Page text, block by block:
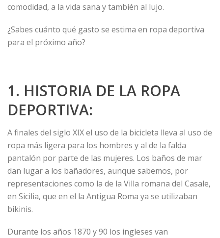
comodidad, a la vida sana y también al lujo.
¿Sabes cuánto qué gasto se estima en ropa deportiva
para el próximo año?
1. HISTORIA DE LA ROPA
DEPORTIVA:
A finales del siglo XIX el uso de la bicicleta lleva al uso de
ropa más ligera para los hombres y al de la falda
pantalón por parte de las mujeres. Los baños de mar
dan lugar a los bañadores, aunque sabemos, por
representaciones como la de la Villa romana del Casale,
en Sicilia, que en el la Antigua Roma ya se utilizaban
bikinis.
Durante los años 1870 y 90 los ingleses van